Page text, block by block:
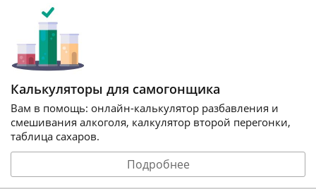
дрожжей со специально разработанным и
подобранным комплексом питательных веществ,
обеспечивающих эффективное брожение и
позволяющих в короткие сроки получить
высококачественный продукт
EXtreme Power - высокая сбраживаемость (9 кг
сахара)
Ассортимент спиртовых дрожжей SpirtEX
Калькуляторы для самогонщика
Вам в помощь: онлайн-калькулятор разбавления и
смешивания алкоголя, калкулятор второй перегонки,
таблица сахаров.
Подробнее